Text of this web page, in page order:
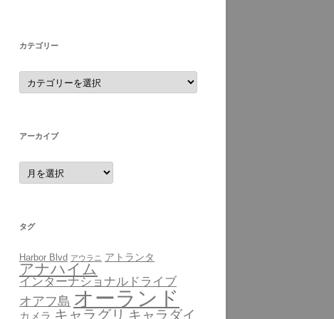
カテゴリー
カ
テ
ゴ
アーカイブ
ア
ー
カ
タグ
Harbor Blvd アウラニ アトランタ
アナハイム
インターナショナルドライブ
オアフ島 オーランド
カメラ キャラグリ キャラダイ